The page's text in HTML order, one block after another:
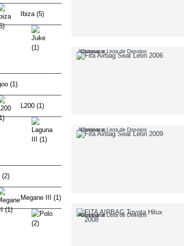
Ibiza (5)
(1)
L200 (1)
(2)
Megane III (1)
Adicionar a Lista de Desejos
Comparar
Adicionar a Lista de Desejos
Comparar
Adicionar a Lista de Desejos
Comparar